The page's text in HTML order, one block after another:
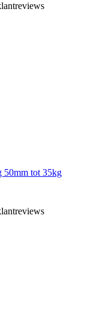
50mm tot 35kg